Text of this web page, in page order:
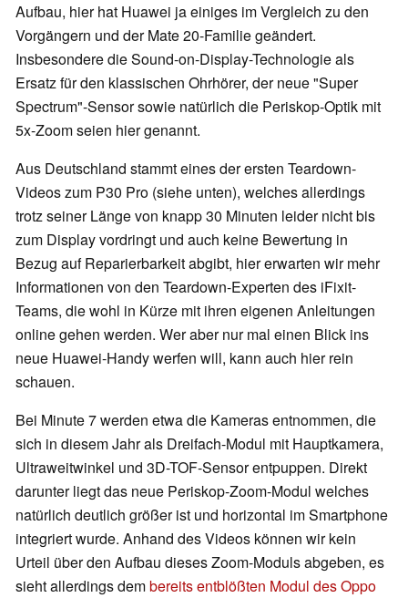
Aufbau, hier hat Huawei ja einiges im Vergleich zu den
Vorgängern und der Mate 20-Familie geändert.
Insbesondere die Sound-on-Display-Technologie als
Ersatz für den klassischen Ohrhörer, der neue "Super
Spectrum"-Sensor sowie natürlich die Periskop-Optik mit
5x-Zoom seien hier genannt.
Aus Deutschland stammt eines der ersten Teardown-
Videos zum P30 Pro (siehe unten), welches allerdings
trotz seiner Länge von knapp 30 Minuten leider nicht bis
zum Display vordringt und auch keine Bewertung in
Bezug auf Reparierbarkeit abgibt, hier erwarten wir mehr
Informationen von den Teardown-Experten des iFixit-
Teams, die wohl in Kürze mit ihren eigenen Anleitungen
online gehen werden. Wer aber nur mal einen Blick ins
neue Huawei-Handy werfen will, kann auch hier rein
schauen.
Bei Minute 7 werden etwa die Kameras entnommen, die
sich in diesem Jahr als Dreifach-Modul mit Hauptkamera,
Ultraweitwinkel und 3D-TOF-Sensor entpuppen. Direkt
darunter liegt das neue Periskop-Zoom-Modul welches
natürlich deutlich größer ist und horizontal im Smartphone
integriert wurde. Anhand des Videos können wir kein
Urteil über den Aufbau dieses Zoom-Moduls abgeben, es
sieht allerdings dembereits entblößten Modul des Oppo